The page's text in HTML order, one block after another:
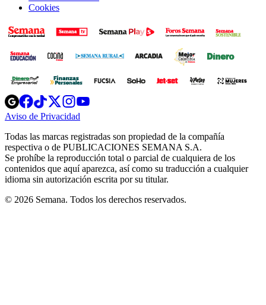
Cookies
Opens
in
new
Opens
in
new
Opens
in
new
window
Opens
new
windowwindow
Aviso de Privacidad
new
window
Todas las marcas registradas son propiedad de la compañía
respectiva o de PUBLICACIONES SEMANA S.A.
Se prohíbe la reproducción total o parcial de cualquiera de los
contenidos que aquí aparezca, así como su traducción a cualquier
idioma sin autorización escrita por su titular.
© 2026 Semana. Todos los derechos reservados.